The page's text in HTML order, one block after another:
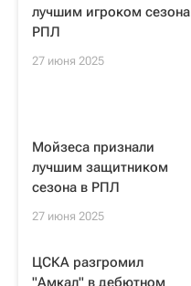
лучшим игроком сезона
РПЛ
27 июня 2025
Мойзеса признали
лучшим защитником
сезона в РПЛ
27 июня 2025
ЦСКА разгромил
"Амкал" в дебютном